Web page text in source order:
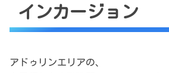
インカージョン
アドゥリンエリアの、